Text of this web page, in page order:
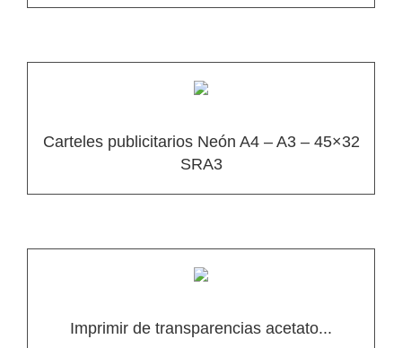
Carteles publicitarios Neón A4 – A3 – 45×32
SRA3
Imprimir de transparencias acetato...